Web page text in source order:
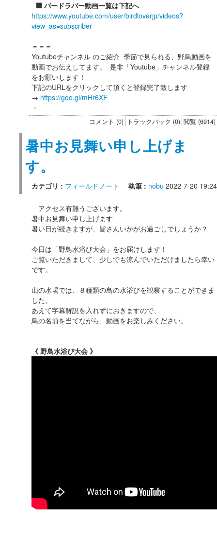
⬛️ バードラバー動画一覧は下記へ
https://www.youtube.com/user/birdloverjp/videos?
view_as=subscriber
＝＝＝
Youtubeチャンネル のご紹介 季節で見られる、野鳥動画を
動画でお伝えしてます。 是非「Youtube」チャンネル登録
をお願いします！
下記のURLをクリックして頂くと登録完了致します
→ https://goo.gl/mHr6XF
・
コメント (0) トラックバック (0) 閲覧 (6914)
暑中お見舞い申し上げま
す。
カテゴリ : フィールドノート 執筆 : nobu 2022-7-20 19:24
アクセス有難うございます。
暑中お見舞い申し上げます
暑い日が続きますが、皆さんいかがお過ごしでしょうか？
今日は「野鳥水浴び大会」をお届けします！
ご覧いただきまして、少しでも涼んでいただけましたら幸い
です。
山の水場では、８種類の鳥の水浴びを観察することができま
した。
あえて字幕解説を入れずにおきますので、
鳥の名前を当てながら、動画をお楽しみください。
《 野鳥水浴び大会 》